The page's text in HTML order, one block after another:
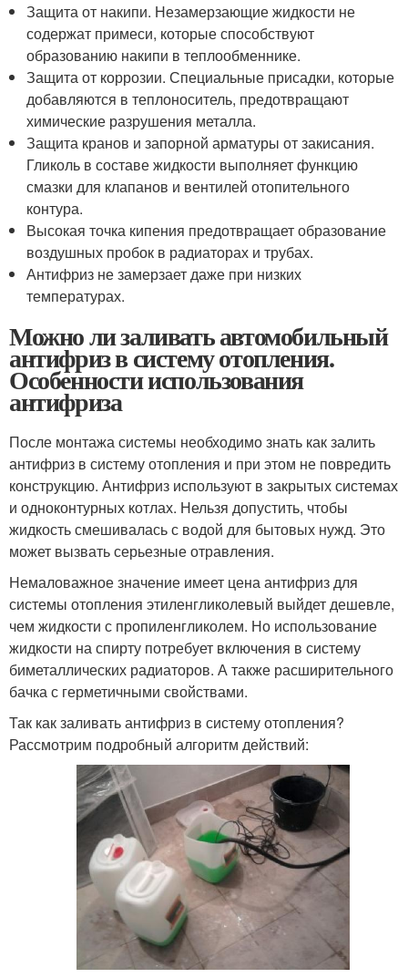
Защита от накипи. Незамерзающие жидкости не
содержат примеси, которые способствуют
образованию накипи в теплообменнике.
Защита от коррозии. Специальные присадки, которые
добавляются в теплоноситель, предотвращают
химические разрушения металла.
Защита кранов и запорной арматуры от закисания.
Гликоль в составе жидкости выполняет функцию
смазки для клапанов и вентилей отопительного
контура.
Высокая точка кипения предотвращает образование
воздушных пробок в радиаторах и трубах.
Антифриз не замерзает даже при низких
температурах.
Можно ли заливать автомобильный
антифриз в систему отопления.
Особенности использования
антифриза
После монтажа системы необходимо знать как залить
антифриз в систему отопления и при этом не повредить
конструкцию. Антифриз используют в закрытых системах
и одноконтурных котлах. Нельзя допустить, чтобы
жидкость смешивалась с водой для бытовых нужд. Это
может вызвать серьезные отравления.
Немаловажное значение имеет цена антифриз для
системы отопления этиленгликолевый выйдет дешевле,
чем жидкости с пропиленгликолем. Но использование
жидкости на спирту потребует включения в систему
биметаллических радиаторов. А также расширительного
бачка с герметичными свойствами.
Так как заливать антифриз в систему отопления?
Рассмотрим подробный алгоритм действий: